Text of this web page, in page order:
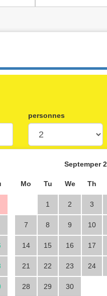
Septemper
Mo Tu We Th
1 2 3
7 8 9 10
14 15 16 17
21 22 23 24
28 29 30
personnes